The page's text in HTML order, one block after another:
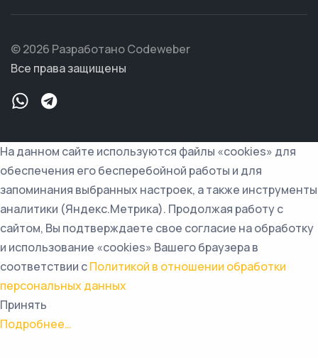
© 2026 Разработано Codeweber
Все права защищены
На данном сайте используются файлы «cookies» для
обеспечения его бесперебойной работы и для
запоминания выбранных настроек, а также инструменты
аналитики (Яндекс.Метрика). Продолжая работу с
сайтом, Вы подтверждаете свое согласие на обработку
и использование «cookies» Вашего браузера в
соответствии сПолитикой в отношении обработки
персональных данных
Принять
Подробнее…